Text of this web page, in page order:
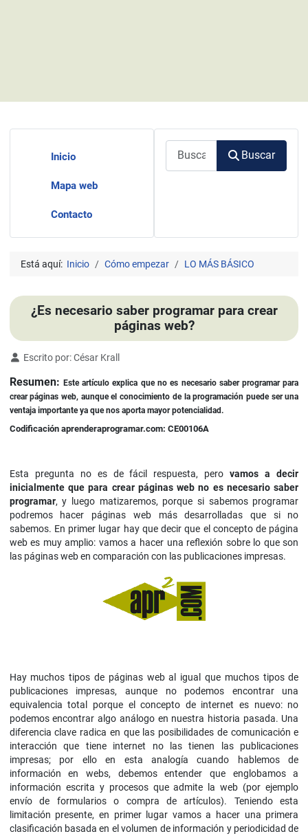
Inicio
Mapa web
Contacto
Buscar
Está aquí: Inicio Cómo empezar LO MÁS BÁSICO
¿Es necesario saber programar para crear
páginas web?
Detalles
Escrito por:César Krall
Resumen: Este artículo explica que no es necesario saber programar para
crear páginas web, aunque el conocimiento de la programación puede ser una
ventaja importante ya que nos aporta mayor potencialidad.
Codificación aprenderaprogramar.com: CE00106A
Esta pregunta no es de fácil respuesta, perovamos a decir
inicialmente que para crear páginas web no es necesario saber
programar, y luego matizaremos, porque si sabemos programar
podremos hacer páginas web más desarrolladas que si no
sabemos. En primer lugar hay que decir que el concepto de página
web es muy amplio: vamos a hacer una reflexión sobre lo que son
las páginas web en comparación con las publicaciones impresas.
Hay muchos tipos de páginas web al igual que muchos tipos de
publicaciones impresas, aunque no podemos encontrar una
equivalencia total porque el concepto de internet es nuevo: no
podemos encontrar algo análogo en nuestra historia pasada. Una
diferencia clave radica en que las posibilidades de comunicación e
interacción que tiene internet no las tienen las publicaciones
impresas; por ello en esta analogía cuando hablemos de
información en webs, debemos entender que englobamos a
información escrita y procesos que admite la web (por ejemplo
envío de formularios o compra de artículos). Teniendo esta
limitación presente, en primer lugar vamos a hacer una primera
clasificación basada en el volumen de información y periodicidad de